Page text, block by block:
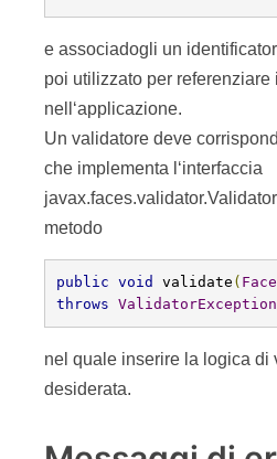
e associadogli un
poi utilizzato per referenziare
nell‘applicazione.
Un validatore deve
che implementa l‘interfaccia
metodo
public void validate (
throws ValidatorException
nel quale inserire la logica di
desiderata.